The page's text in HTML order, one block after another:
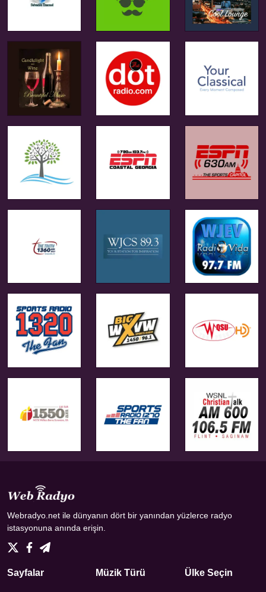
Webradyo.net ile dünyanın dört bir yanından yüzlerce radyo
istasyonuna anında erişin.
Sayfalar Müzik Türü Ülke Seçin